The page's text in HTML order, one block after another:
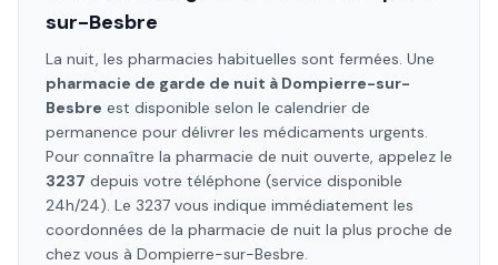
sur-Besbre
La nuit, les pharmacies habituelles sont fermées. Une
pharmacie de garde de nuit à Dompierre-sur-
Besbre est disponible selon le calendrier de
permanence pour délivrer les médicaments urgents.
Pour connaître la pharmacie de nuit ouverte, appelez le
3237 depuis votre téléphone (service disponible
24h/24). Le 3237 vous indique immédiatement les
coordonnées de la pharmacie de nuit la plus proche de
chez vous à Dompierre-sur-Besbre.